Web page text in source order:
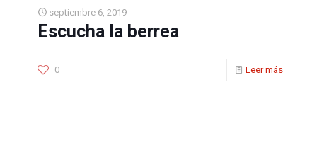
septiembre 6, 2019
Escucha la berrea
0 Leer más